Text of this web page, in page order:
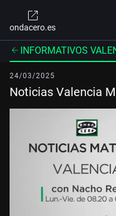
ondacero.es
INFORMATIVOS
24/03/2025
Noticias Valencia